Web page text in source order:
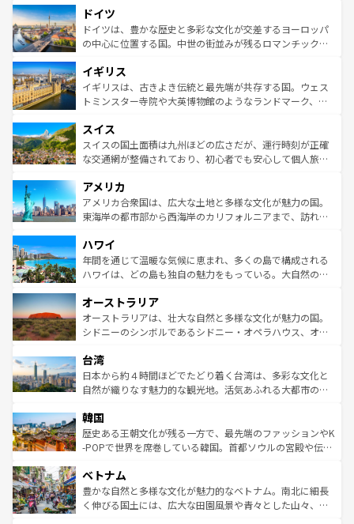
せる。地方によって風土や気候が異なるスペインはその個
性で訪れる人を魅了する。 なお、新着のスペイン情報は コ
ンテンツ一覧を参照してほしい。
で、幅広い魅力が詰まっている。華麗な宮殿、歴史的な大
聖堂、美しいビーチ、そして豊かな自然が、訪れる者を心
から魅了する。また、フランスは美食の国としても知ら
いる。シャンパンの発祥地であるランス、プロヴァンスの
香り高いラベンダー畑など、多彩な楽しみ方が可能だ。さ
らに、パリ以外の地域にも魅力が溢れており、どの街角に
れる地方に足を運ぶとそれぞれで全く異なる文化を体験で
きるだろう。 なお、新着のフランス情報はコンテンツ一覧
を参照してほしい。
ドイツ
ドイツは、豊かな歴史と多彩な文化が交差するヨーロッパ
の中心に位置する国。中世の街並みが残るロマンチック街
顔を持つこの国は、どこを歩いても飽きることがない。ベ
ルリンの文化的活気、バイエルン州のアルプスの絶景、そ
してライン川沿いのワイン畑といった風景は必見。ビール
は、お酒好きな人にはぜひ体験してほしい。 なお、新着の
ドイツ情報はコンテンツ一覧を参照してほしい。
イギリス
イギリスは、古きよき伝統と最先端が共存する国。ウェス
トミンスター寺院や大英博物館のようなランドマーク、歴
リアごとに異なる魅力がある。また、優雅なアフタヌーン
ティー、ビール好きにはたまらない英国パブ、サッカー観
戦など、本場だからこそできる体験も豊富。イギリスを旅
ンツ一覧を参照してほしい。
スイス
スイスの国土面積は九州ほどの広さだが、運行時刻が正確
な交通網が整備されており、初心者でも安心して個人旅行
の建物がそのまま残る町や、スイスならではのユニークな
博物館もあり、アルプス観光だけでなく町歩きも満喫する
ことができる。国民の所得が高いため物価も高いが、旅行
ば市内交通費無料で観光を楽しむこともできる。 なお、新
着のスイス情報はコンテンツ一覧 を参照してほしい。
アメリカ
アメリカ合衆国は、広大な土地と多様な文化が魅力の国。
東海岸の都市部から西海岸のカリフォルニアまで、訪れる
のような巨大都市は、観光、ショッピング、エンターテイ
ンメントが詰まった刺激的なスポットだ。一方、アメリカ
西部には大自然が広がり、グランドキャニオンやイエロー
部のニューオーリンズでは、音楽と美食が融合した独特の
文化が魅力。旅行者はアメリカの各地域で異なる魅力を楽
しみながら、その多様性と豊かな歴史を感じることができ
ならではの贅沢な旅のスタイルだ。 なお、新着のアメリカ
情報はコンテンツ一覧を参照してほしい。
ハワイ
年間を通じて温暖な気候に恵まれ、多くの島で構成される
ハワイは、どの島も独自の魅力をもっている。大自然の神
ワイ島は見逃せない。また、定番の観光地といえばオアフ
島だが、静かな自然を求めるならマウイ島やカウアイ島が
おすすめ。エメラルドグリーンに輝く海をはじめ、豊かな
れるおもてなしの心で訪れる人々を迎えてくれるハワイの
人々、おいしいローカルフードやハワイアンミュージッ
ク、伝統的なフラダンスなど、すべてがハワイの魅力を彩
ワイを、存分に味わってほしい。 なお、新着のハワイ情報
はコンテンツ一覧を参照してほしい。
オーストラリア
オーストラリアは、壮大な自然と多様な文化が魅力の国。
シドニーのシンボルであるシドニー・オペラハウス、オー
リアリーフや大陸中央部にそびえるウルル（エアーズロッ
ク）、タスマニアの美しい原生林やケアンズの熱帯雨林な
ど、見どころがたくさん。また、カフェやワイン、オージ
いる。アクティビティも充実しており、サーフィンやダイ
ビング、ハイキングなど、アウトドア好きにはたまらな
い。オーストラリアの多彩な魅力を存分に味わいつくそ
参照してほしい。
台湾
日本から約４時間ほどでたどり着く台湾は、多彩な文化と
自然が織りなす魅力的な観光地。活気あふれる大都市の台
ン）、静ひつな山岳地帯である台湾東部など、都市の喧騒
と山間の静けさが共存しており、訪れる人に新しい発見と
驚きをもたらしてくれる。また、奥深い台湾の食文化も魅
容にもいいと評判のスイーツなど、バラエティ豊かな料理
が味わえる。 なお、新着の台湾情報は コンテンツ一覧を参
照してほしい。
韓国
歴史ある王朝文化が残る一方で、最先端のファッションやK
-POPで世界を席巻している韓国。首都ソウルの宮殿や伝統
き、地方に足を延ばせば四季折々の自然美を楽しむことが
できる。そして、キムチや焼肉、絶品のストリートフード
まで、さまざまな韓国料理が待っている。夜には、韓国な
ベトナム
豊かな自然と多様な文化が魅力的なベトナム。南北に細長
く伸びる国土には、広大な田園風景や青々とした山々、世